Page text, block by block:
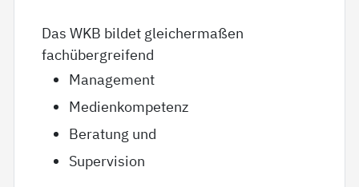
Das WKB bildet gleichermaßen
fachübergreifend
Management
Medienkompetenz
Beratung und
Supervision